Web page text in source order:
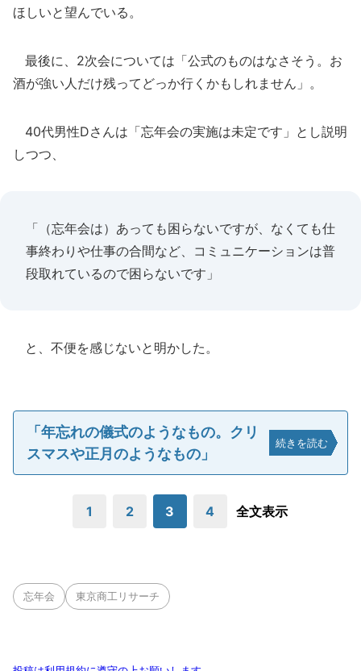
ほしいと望んでいる。
最後に、2次会については「公式のものはなさそう。お
酒が強い人だけ残ってどっか行くかもしれません」。
40代男性Dさんは「忘年会の実施は未定です」とし説明
しつつ、
「（忘年会は）あっても困らないですが、なくても仕
事終わりや仕事の合間など、コミュニケーションは普
段取れているので困らないです」
と、不便を感じないと明かした。
「年忘れの儀式のようなもの。クリ
スマスや正月のようなもの」
続きを読む
1 2 3 4 全文表示
忘年会 東京商工リサーチ